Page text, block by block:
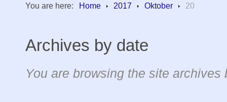
You are here: Home 2017 Oktober 20
Archives by date
You are browsing the site archives